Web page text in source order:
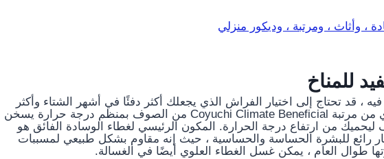
للمناخ
، قد تحتاج إلى اختيار الفراش الذي يجعلك أكثر دفئًا في أشهر الشتاء وأكثر
برودة في أشهر الصيف. صُنع الجزء العلوي من مرتبة Coyuchi Climate Beneficial من الصوف بمنظم درجة حرارة يسخن
من ارتفاع درجة الحرارة. المكون الرئيسي لغطاء الوسادة الفائق هو
رائع للبشرة الحساسة والحساسية ، حيث إنه مقاوم بشكل طبيعي لمسببات
طوال العام ، يمكن غسل الغطاء العلوي أيضًا في الغسالة.